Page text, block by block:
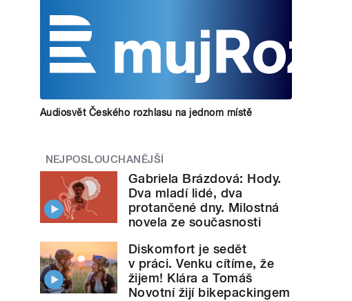
Audiosvět Českého rozhlasu na jednom místě
NEJPOSLOUCHANĚJŠÍ
Gabriela Brázdová: Hody.
Dva mladí lidé, dva
protančené dny. Milostná
novela ze současnosti
Diskomfort je sedět
v práci. Venku cítíme, že
žijem! Klára a Tomáš
Novotní žijí bikepackingem